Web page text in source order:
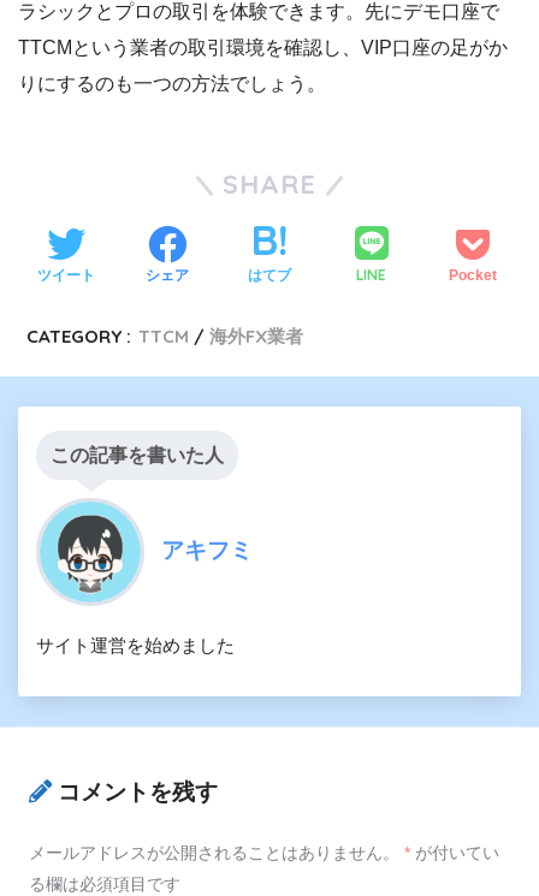
ラシックとプロの取引を体験できます。先にデモ口座で
TTCMという業者の取引環境を確認し、VIP口座の足がか
りにするのも一つの方法でしょう。
SHARE
ツイート シェア はてブ LINE Pocket
CATEGORY : TTCM 海外FX業者
この記事を書いた人
アキフミ
サイト運営を始めました
コメントを残す
メールアドレスが公開されることはありません。 * が付いてい
る欄は必須項目です